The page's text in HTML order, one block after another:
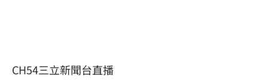
CH54三立新聞台直播